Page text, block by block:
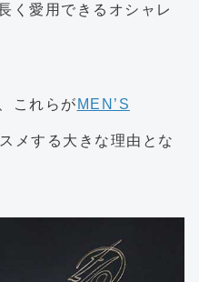
く愛用できるオシャレ
これらが MEN’S
メする大きな理由とな